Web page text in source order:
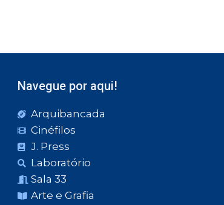
Navegue por aqui!
Arquibancada
Cinéfilos
J. Press
Laboratório
Sala 33
Arte e Grafia